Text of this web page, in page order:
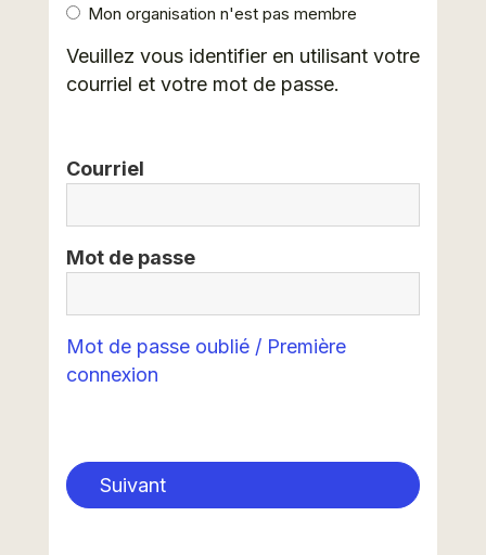
Mon organisation n'est pas membre
Veuillez vous identifier en utilisant votre
courriel et votre mot de passe.
Courriel
Mot de passe
Mot de passe oublié / Première
connexion